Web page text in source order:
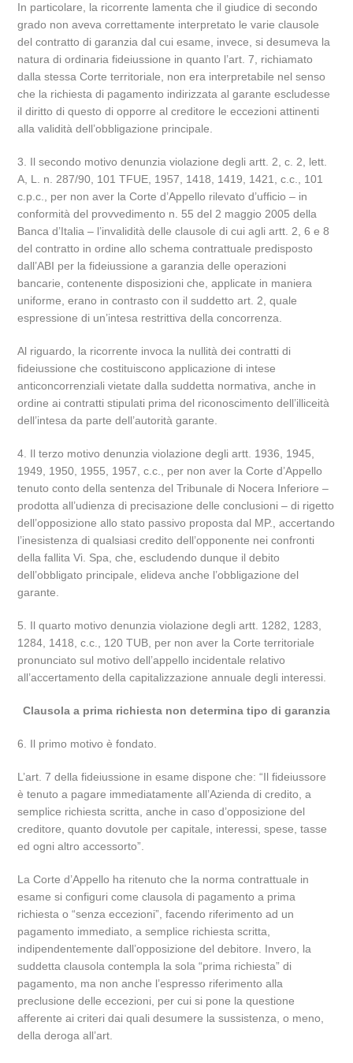
In particolare, la ricorrente lamenta che il giudice di secondo
grado non aveva correttamente interpretato le varie clausole
del contratto di garanzia dal cui esame, invece, si desumeva la
natura di ordinaria fideiussione in quanto l’art. 7, richiamato
dalla stessa Corte territoriale, non era interpretabile nel senso
che la richiesta di pagamento indirizzata al garante escludesse
il diritto di questo di opporre al creditore le eccezioni attinenti
alla validità dell’obbligazione principale.
3. Il secondo motivo denunzia violazione degli artt. 2, c. 2, lett.
A, L. n. 287/90, 101 TFUE, 1957, 1418, 1419, 1421, c.c., 101
c.p.c., per non aver la Corte d’Appello rilevato d’ufficio – in
conformità del provvedimento n. 55 del 2 maggio 2005 della
Banca d’Italia – l’invalidità delle clausole di cui agli artt. 2, 6 e 8
del contratto in ordine allo schema contrattuale predisposto
dall’ABI per la fideiussione a garanzia delle operazioni
bancarie, contenente disposizioni che, applicate in maniera
uniforme, erano in contrasto con il suddetto art. 2, quale
espressione di un’intesa restrittiva della concorrenza.
Al riguardo, la ricorrente invoca la nullità dei contratti di
fideiussione che costituiscono applicazione di intese
anticoncorrenziali vietate dalla suddetta normativa, anche in
ordine ai contratti stipulati prima del riconoscimento dell’illiceità
dell’intesa da parte dell’autorità garante.
4. Il terzo motivo denunzia violazione degli artt. 1936, 1945,
1949, 1950, 1955, 1957, c.c., per non aver la Corte d’Appello
tenuto conto della sentenza del Tribunale di Nocera Inferiore –
prodotta all’udienza di precisazione delle conclusioni – di rigetto
dell’opposizione allo stato passivo proposta dal MP., accertando
l’inesistenza di qualsiasi credito dell’opponente nei confronti
della fallita Vi. Spa, che, escludendo dunque il debito
dell’obbligato principale, elideva anche l’obbligazione del
garante.
5. Il quarto motivo denunzia violazione degli artt. 1282, 1283,
1284, 1418, c.c., 120 TUB, per non aver la Corte territoriale
pronunciato sul motivo dell’appello incidentale relativo
all’accertamento della capitalizzazione annuale degli interessi.
Clausola a prima richiesta non determina tipo di garanzia
6. Il primo motivo è fondato.
L’art. 7 della fideiussione in esame dispone che: “Il fideiussore
è tenuto a pagare immediatamente all’Azienda di credito, a
semplice richiesta scritta, anche in caso d’opposizione del
creditore, quanto dovutole per capitale, interessi, spese, tasse
ed ogni altro accessorto”.
La Corte d’Appello ha ritenuto che la norma contrattuale in
esame si configuri come clausola di pagamento a prima
richiesta o “senza eccezioni”, facendo riferimento ad un
pagamento immediato, a semplice richiesta scritta,
indipendentemente dall’opposizione del debitore. Invero, la
suddetta clausola contempla la sola “prima richiesta” di
pagamento, ma non anche l’espresso riferimento alla
preclusione delle eccezioni, per cui si pone la questione
afferente ai criteri dai quali desumere la sussistenza, o meno,
della deroga all’art.